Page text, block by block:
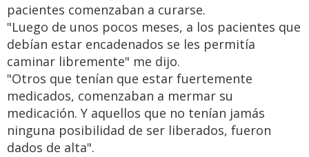
pacientes comenzaban a curarse.
"Luego de unos pocos meses, a los pacientes que
debían estar encadenados se les permitía
caminar libremente" me dijo.
"Otros que tenían que estar fuertemente
medicados, comenzaban a mermar su
medicación. Y aquellos que no tenían jamás
ninguna posibilidad de ser liberados, fueron
dados de alta".